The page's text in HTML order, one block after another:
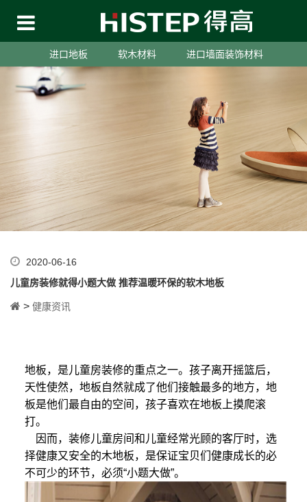
进口地板 软木材料 进口墙面装饰材料
2020-06-16
儿童房装修就得小题大做 推荐温暖环保的软木地板
> 健康资讯
地板，是儿童房装修的重点之一。孩子离开摇篮后，
天性使然，地板自然就成了他们接触最多的地方，地
板是他们最自由的空间，孩子喜欢在地板上摸爬滚
打。
因而，装修儿童房间和儿童经常光顾的客厅时，选
择健康又安全的木地板，是保证宝贝们健康成长的必
不可少的环节，必须“小题大做”。